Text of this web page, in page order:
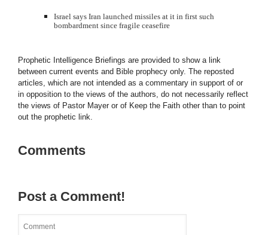
Israel says Iran launched missiles at it in first such
bombardment since fragile ceasefire
Prophetic Intelligence Briefings are provided to show a link
between current events and Bible prophecy only. The reposted
articles, which are not intended as a commentary in support of or
in opposition to the views of the authors, do not necessarily reflect
the views of Pastor Mayer or of Keep the Faith other than to point
out the prophetic link.
Comments
Post a Comment!